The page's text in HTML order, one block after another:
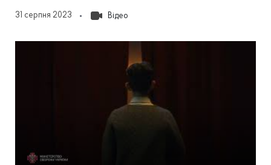
31 серпня 2023 Відео